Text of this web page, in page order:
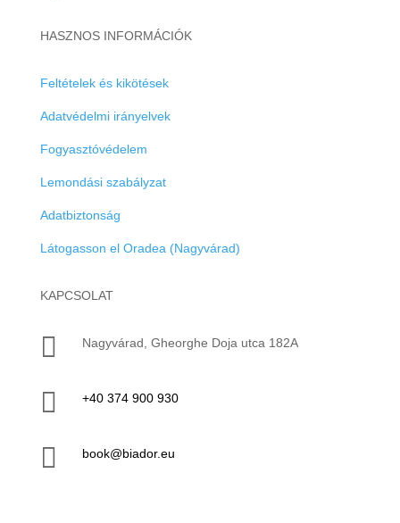
HASZNOS INFORMÁCIÓK
Feltételek és kikötések
Adatvédelmi irányelvek
Fogyasztóvédelem
Lemondási szabályzat
Adatbiztonság
Látogasson el Oradea (Nagyvárad)
KAPCSOLAT
 Nagyvárad, Gheorghe Doja utca 182A
 +40 374 900 930
 book@biador.eu